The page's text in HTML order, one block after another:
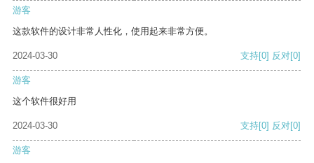
游客
这款软件的设计非常人性化，使用起来非常方便。
2024-03-30 支持[0] 反对[0]
游客
这个软件很好用
2024-03-30 支持[0] 反对[0]
游客